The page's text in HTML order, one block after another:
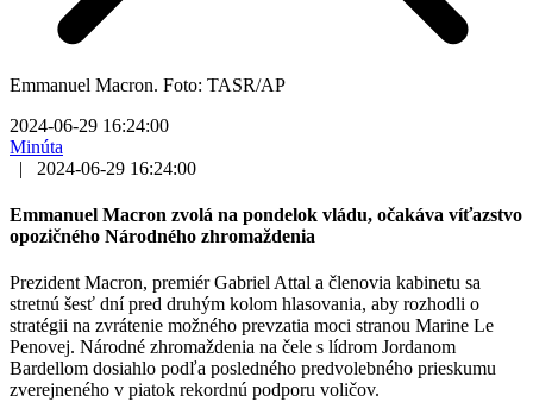
Emmanuel Macron. Foto: TASR/AP
2024-06-29 16:24:00
Minúta
|
2024-06-29 16:24:00
Emmanuel Macron zvolá na pondelok vládu, očakáva víťazstvo
opozičného Národného zhromaždenia
Prezident Macron, premiér Gabriel Attal a členovia kabinetu sa
stretnú šesť dní pred druhým kolom hlasovania, aby rozhodli o
stratégii na zvrátenie možného prevzatia moci stranou Marine Le
Penovej. Národné zhromaždenia na čele s lídrom Jordanom
Bardellom dosiahlo podľa posledného predvolebného prieskumu
zverejneného v piatok rekordnú podporu voličov.